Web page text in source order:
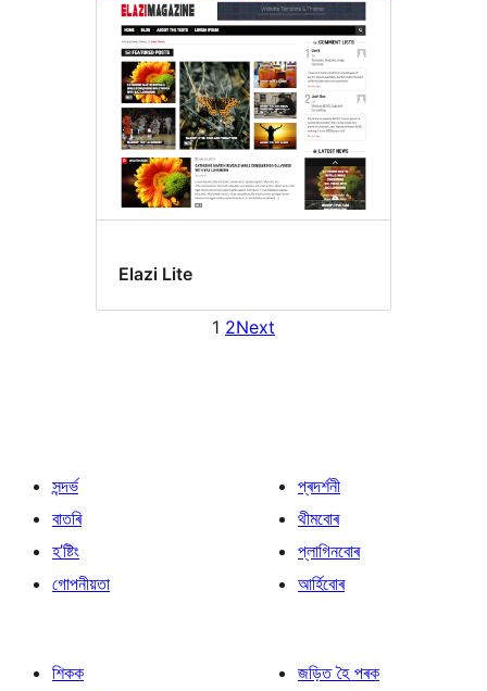
Elazi Lite
1 2Next
সন্দৰ্ভ
বাতৰি
হ’ষ্টিং
গোপনীয়তা
প্ৰদৰ্শনী
থীমবোৰ
প্লাগিনবোৰ
আৰ্হিবোৰ
শিকক
জড়িত হৈ পৰক